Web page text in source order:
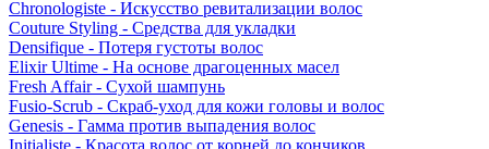
Chronologiste - Искусство ревитализации волос
Couture Styling - Средства для укладки
Densifique - Потеря густоты волос
Elixir Ultime - На основе драгоценных масел
Fresh Affair - Сухой шампунь
Fusio-Scrub - Скраб-уход для кожи головы и волос
Genesis - Гамма против выпадения волос
Initialiste - Красота волос от корней до кончиков